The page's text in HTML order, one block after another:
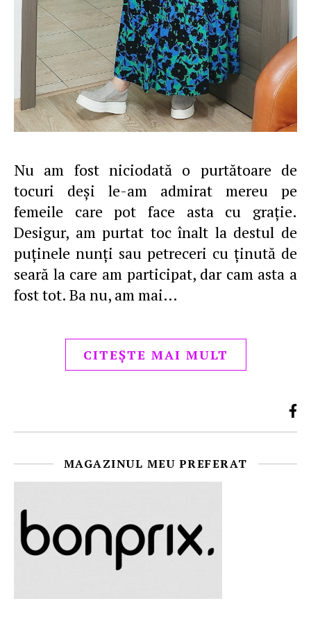
Nu am fost niciodată o purtătoare de
tocuri deşi le-am admirat mereu pe
femeile care pot face asta cu graţie.
Desigur, am purtat toc înalt la destul de
puţinele nunţi sau petreceri cu ţinută de
seară la care am participat, dar cam asta a
fost tot. Ba nu, am mai…
CITEȘTE MAI MULT
MAGAZINUL MEU PREFERAT